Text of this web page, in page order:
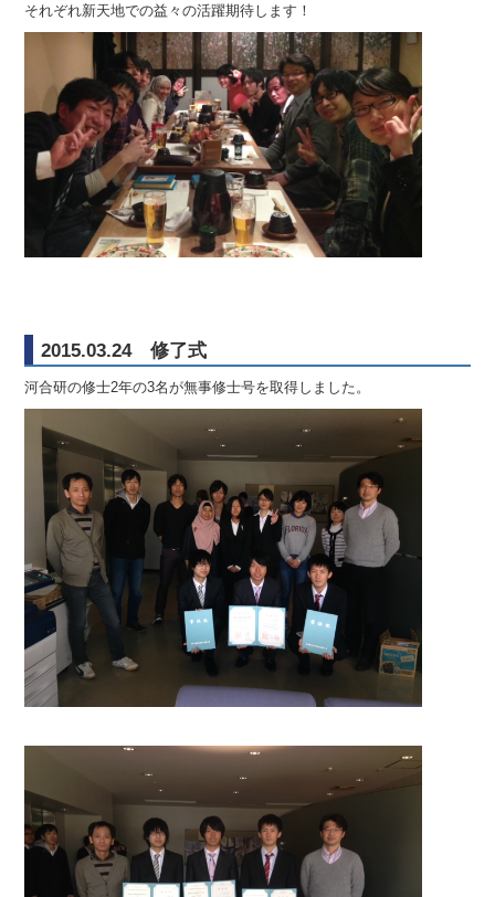
それぞれ新天地での益々の活躍期待します！
2015.03.24 修了式
河合研の修士2年の3名が無事修士号を取得しました。